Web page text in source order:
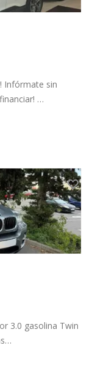
Infórmate sin
…
3.0 gasolina Twin